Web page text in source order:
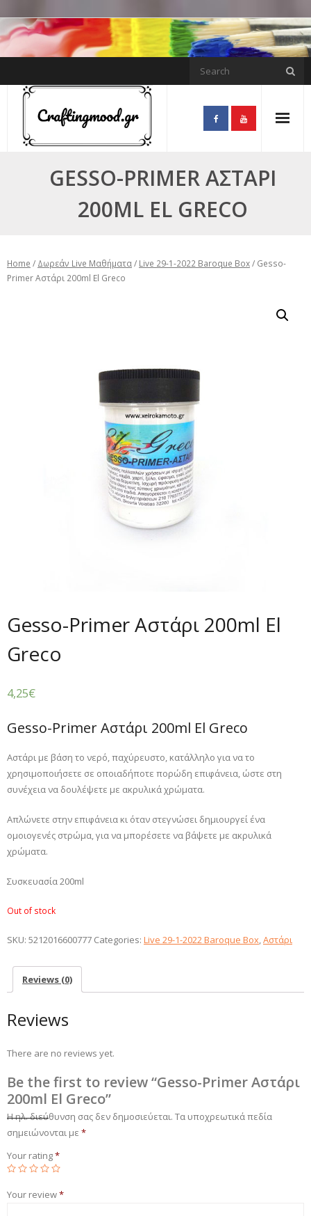
Skip
to
content
GESSO-PRIMER ΑΣΤΆΡΙ
200ML EL GRECO
Home / Δωρεάν Live Μαθήματα/ Live 29-1-2022 Baroque Box/ Gesso-
Primer Αστάρι 200ml El Greco
Gesso-Primer Αστάρι 200ml El
Greco
4,25€
Gesso-Primer Αστάρι 200ml El Greco
Αστάρι με βάση το νερό, παχύρευστο, κατάλληλο για να το
χρησιμοποιήσετε σε οποιαδήποτε πορώδη επιφάνεια, ώστε στη
συνέχεια να δουλέψετε με ακρυλικά χρώματα.
Απλώνετε στην επιφάνεια κι όταν στεγνώσει δημιουργεί ένα
ομοιογενές στρώμα, για να μπορέσετε να βάψετε με ακρυλικά
χρώματα.
Συσκευασία 200ml
Out of stock
SKU: 5212016600777 Categories: Live 29-1-2022 Baroque Box,Αστάρι
Reviews (0)
Reviews
There are no reviews yet.
Be the first to review “Gesso-Primer Αστάρι
200ml El Greco”
Η ηλ. διεύθυνση σας δεν δημοσιεύεται. Τα υποχρεωτικά πεδία
σημειώνονται με *
Your rating*
Your review*